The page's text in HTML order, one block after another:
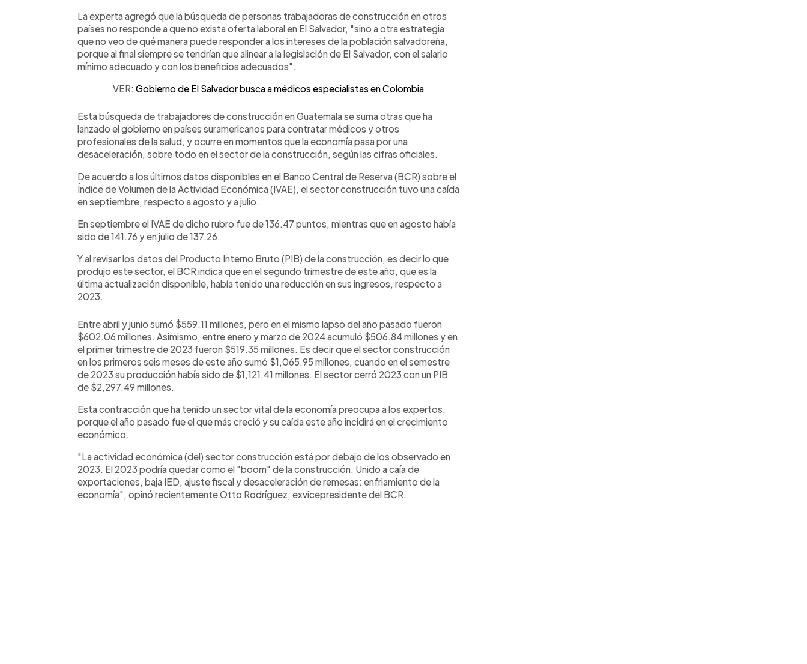
La experta agregó que la búsqueda de personas trabajadoras de construcción en otros
países no responde a que no exista oferta laboral en El Salvador, "sino a otra estrategia
que no veo de qué manera puede responder a los intereses de la población salvadoreña,
porque al final siempre se tendrían que alinear a la legislación de El Salvador, con el salario
mínimo adecuado y con los beneficios adecuados".
VER: Gobierno de El Salvador busca a médicos especialistas en Colombia
Esta búsqueda de trabajadores de construcción en Guatemala se suma otras que ha
lanzado el gobierno en países suramericanos para contratar médicos y otros
profesionales de la salud, y ocurre en momentos que la economía pasa por una
desaceleración, sobre todo en el sector de la construcción, según las cifras oficiales.
De acuerdo a los últimos datos disponibles en el Banco Central de Reserva (BCR) sobre el
Índice de Volumen de la Actividad Económica (IVAE), el sector construcción tuvo una caída
en septiembre, respecto a agosto y a julio.
En septiembre el IVAE de dicho rubro fue de 136.47 puntos, mientras que en agosto había
sido de 141.76 y en julio de 137.26.
Y al revisar los datos del Producto Interno Bruto (PIB) de la construcción, es decir lo que
produjo este sector, el BCR indica que en el segundo trimestre de este año, que es la
última actualización disponible, había tenido una reducción en sus ingresos, respecto a
2023.
Entre abril y junio sumó $559.11 millones, pero en el mismo lapso del año pasado fueron
$602.06 millones. Asimismo, entre enero y marzo de 2024 acumuló $506.84 millones y en
el primer trimestre de 2023 fueron $519.35 millones. Es decir que el sector construcción
en los primeros seis meses de este año sumó $1,065.95 millones, cuando en el semestre
de 2023 su producción había sido de $1,121.41 millones. El sector cerró 2023 con un PIB
de $2,297.49 millones.
Esta contracción que ha tenido un sector vital de la economía preocupa a los expertos,
porque el año pasado fue el que más creció y su caída este año incidirá en el crecimiento
económico.
"La actividad económica (del) sector construcción está por debajo de los observado en
2023. El 2023 podría quedar como el "boom" de la construcción. Unido a caía de
exportaciones, baja IED, ajuste fiscal y desaceleración de remesas: enfriamiento de la
economía", opinó recientemente Otto Rodríguez, exvicepresidente del BCR.